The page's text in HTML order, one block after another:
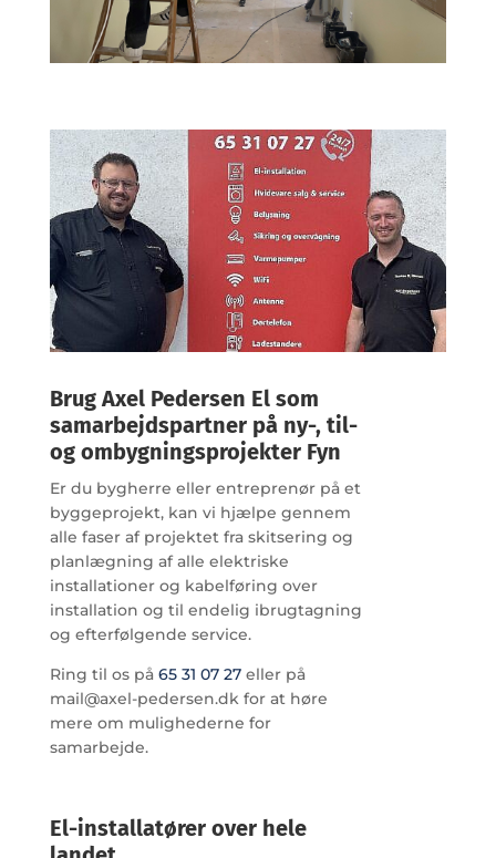
Brug Axel Pedersen El som
samarbejdspartner på ny-, til-
og ombygningsprojekter Fyn
Er du bygherre eller entreprenør på et
byggeprojekt, kan vi hjælpe gennem
alle faser af projektet fra skitsering og
planlægning af alle elektriske
installationer og kabelføring over
installation og til endelig ibrugtagning
og efterfølgende service.
Ring til os på 65 31 07 27eller på
mail@axel-pedersen.dk for at høre
mere om mulighederne for
samarbejde.
El-installatører over hele